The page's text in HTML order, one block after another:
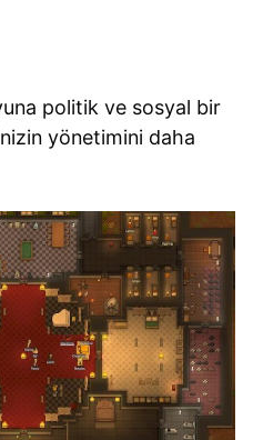
politik ve sosyal bir
yönetimini daha